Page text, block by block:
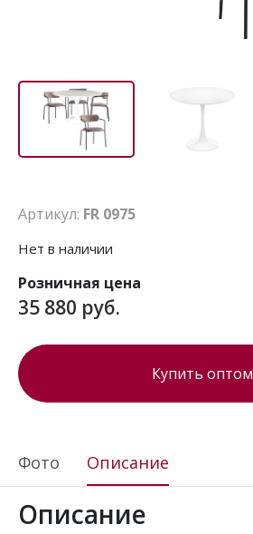
Артикул: FR 0975
Нет в наличии
Розничная цена
35 880 руб.
Купить оптом
Фото Описание
Описание